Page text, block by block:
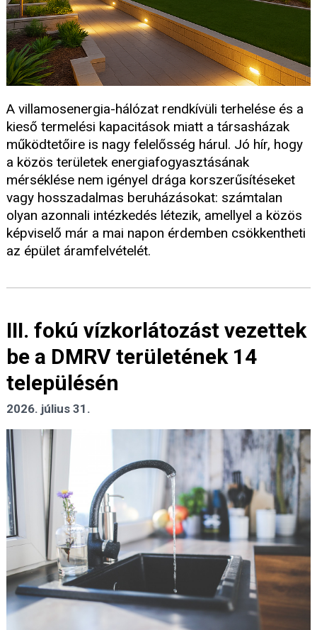
A villamosenergia-hálózat rendkívüli terhelése és a
kieső termelési kapacitások miatt a társasházak
működtetőire is nagy felelősség hárul. Jó hír, hogy
a közös területek energiafogyasztásának
mérséklése nem igényel drága korszerűsítéseket
vagy hosszadalmas beruházásokat: számtalan
olyan azonnali intézkedés létezik, amellyel a közös
képviselő már a mai napon érdemben csökkentheti
az épület áramfelvételét.
III. fokú vízkorlátozást vezettek
be a DMRV területének 14
településén
2026. július 31.